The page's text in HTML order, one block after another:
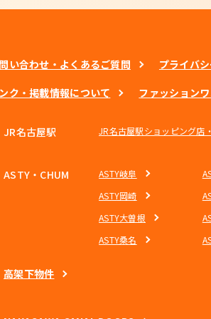
い合わせ・よくあるご質問 プライバ
ク・掲載情報について
ファッション
JR名古屋駅 JR名古屋駅ショッピング店
ASTY・CHUM ASTY岐阜
ASTY岡崎
ASTY大曽根
ASTY桑名
高架下物件